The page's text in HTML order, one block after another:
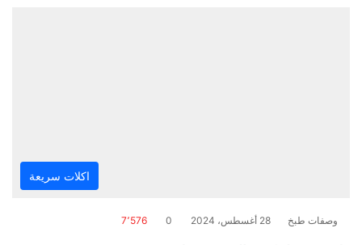
اكلات سريعة
وصفات طبخ 28 أغسطس، 2024 0 7٬576